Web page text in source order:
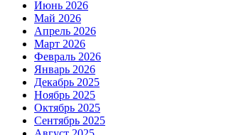
Июнь 2026
Май 2026
Апрель 2026
Март 2026
Февраль 2026
Январь 2026
Декабрь 2025
Ноябрь 2025
Октябрь 2025
Сентябрь 2025